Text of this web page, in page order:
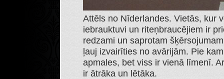
Attēls no Nīderlandes. Vietās, kur
iebrauktuvi un riteņbraucējiem ir
redzami un saprotam
ļauj izvairīties no avārijām. Pie
apmales, bet viss ir vienā līmenī.
ir ātrāka un lētāka.